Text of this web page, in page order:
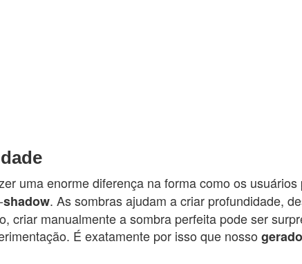
uma enorme diferença na forma como os
‑shadow. As sombras ajudam a criar profundidade,
criar manualmente a sombra perfeita pode ser
É exatamente por isso que nosso